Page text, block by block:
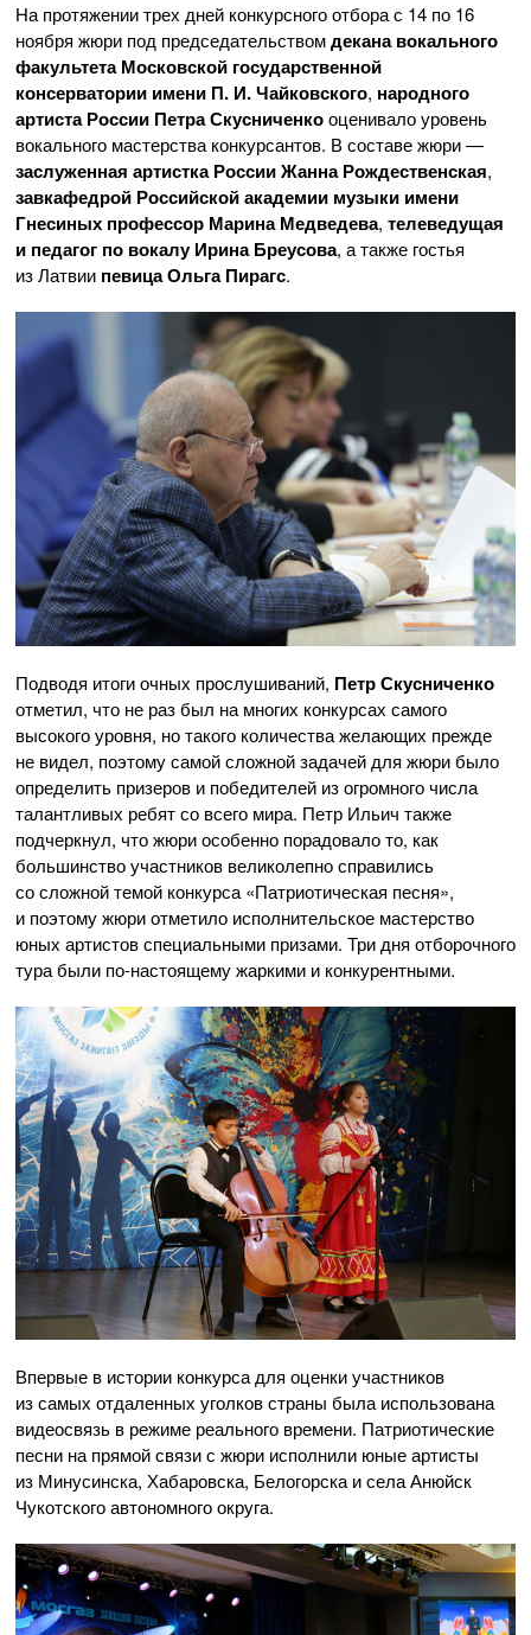
На протяжении трех дней конкурсного отбора с 14 по 16
ноября жюри под председательствомдекана вокального
факультета Московской государственной
консерватории имени П. И. Чайковского, народного
артиста России Петра Скусниченкооценивало уровень
вокального мастерства конкурсантов. В составе жюри —
заслуженная артистка России Жанна Рождественская,
завкафедрой Российской академии музыки имени
Гнесиных профессор Марина Медведева, телеведущая
и педагог по вокалу Ирина Бреусова, а также гостья
из Латвии певица Ольга Пирагс.
Подводя итоги очных прослушиваний, Петр Скусниченко
отметил, что не раз был на многих конкурсах самого
высокого уровня, но такого количества желающих прежде
не видел, поэтому самой сложной задачей для жюри было
определить призеров и победителей из огромного числа
талантливых ребят со всего мира. Петр Ильич также
подчеркнул, что жюри особенно порадовало то, как
большинство участников великолепно справились
со сложной темой конкурса «Патриотическая песня»,
и поэтому жюри отметило исполнительское мастерство
юных артистов специальными призами. Три дня отборочного
тура были по-настоящемужаркими и конкурентными.
Впервые в истории конкурса для оценки участников
из самых отдаленных уголков страны была использована
видеосвязь в режиме реального времени. Патриотические
песни на прямой связи с жюри исполнили юные артисты
из Минусинска, Хабаровска, Белогорска и села Анюйск
Чукотского автономного округа.